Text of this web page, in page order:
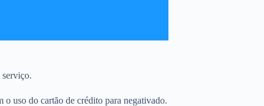
serviço.
o uso do cartão de crédito para negativado.